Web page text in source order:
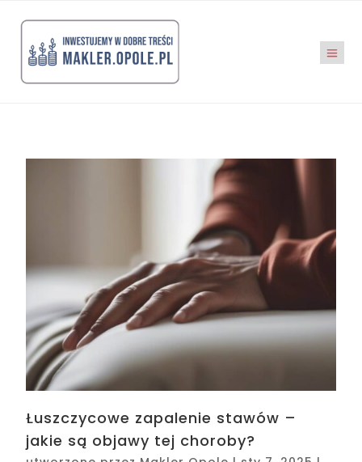
Łuszczycowe zapalenie stawów –
jakie są objawy tej choroby?